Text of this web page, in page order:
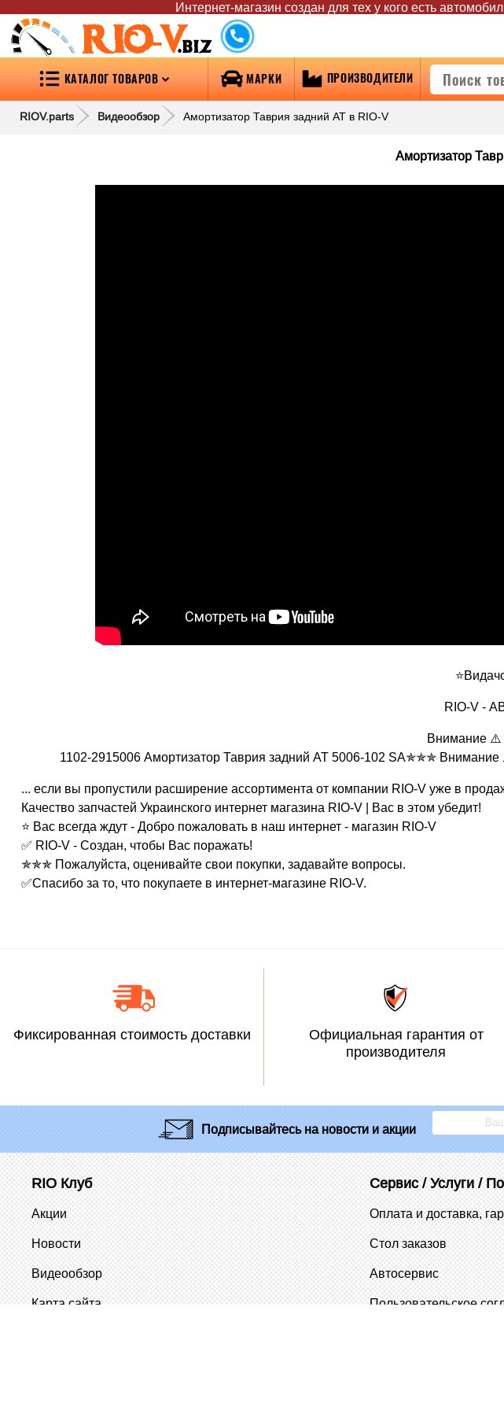
Интернет-магазин создан для тех у кого есть
RIO-V.biz
КАТАЛОГ ТОВАРОВ МАРКИ ПРОИЗВОДИТЕЛИ
RIOV.parts Видеообзор Амортизатор Таврия задний AT в RIO-V
Амортизатор
RIO-V -
Внимание ⚠️
1102-2915006 Амортизатор Таврия задний АТ 5006-102 SA✯✯✯
... если вы пропустили расширение ассортимента от компании RIO-V уже в
Качество запчастей Украинского интернет магазина RIO-V | Вас в этом убедит!
⭐ Вас всегда ждут - Добро пожаловать в наш интернет - магазин RIO-V
✅ RIO-V - Создан, чтобы Вас поражать!
✯✯✯ Пожалуйста, оценивайте свои покупки, задавайте вопросы.
✅Спасибо за то, что покупаете в интернет-магазине RIO-V.
Фиксированная стоимость доставки
Официальная гарантия от
производителя
Подписывайтесьна новости и акции
RIO Клуб
Акции
Новости
Видеообзор
Карта сайта
Сервис / Услуги /
Оплата и доставка,
Стол заказов
Автосервис
Пользовательское